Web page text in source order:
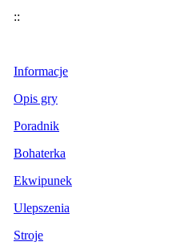
::
Informacje
Opis gry
Poradnik
Bohaterka
Ekwipunek
Ulepszenia
Stroje